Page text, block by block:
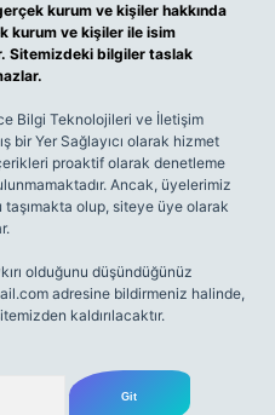
kurum ve kişiler hakkında
kurum ve kişiler ile isim
Sitemizdeki bilgiler taslak
Bilgi Teknolojileri ve İletişim
bir Yer Sağlayıcı olarak hizmet
proaktif olarak denetleme
Ancak, üyelerimiz
olup, siteye üye olarak
olduğunu düşündüğünüz
adresine bildirmeniz halinde,
kaldırılacaktır.